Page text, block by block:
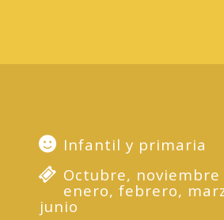
Infantil y primaria
Octubre,
enero, febrero,
junio